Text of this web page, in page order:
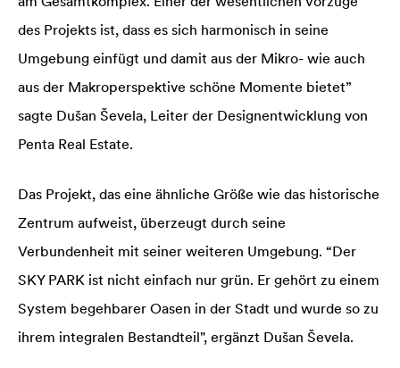
des Projekts ist, dass es sich harmonisch in seine
Umgebung einfügt und damit aus der Mikro- wie auch
aus der Makroperspektive schöne Momente bietet”
sagte Dušan Ševela, Leiter der Designentwicklung von
Penta Real Estate.
Das Projekt, das eine ähnliche Größe wie das historische
Zentrum aufweist, überzeugt durch seine
Verbundenheit mit seiner weiteren Umgebung. “Der
SKY PARK ist nicht einfach nur grün. Er gehört zu einem
System begehbarer Oasen in der Stadt und wurde so zu
ihrem integralen Bestandteil", ergänzt Dušan Ševela.